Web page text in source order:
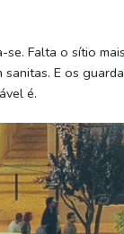
Falta o sítio
E os
é.